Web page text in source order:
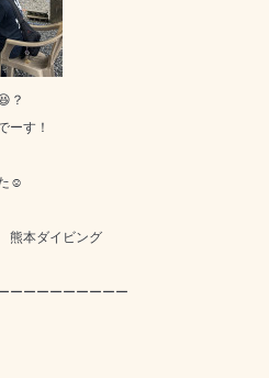
？
ーす！
☺️
本ダイビング
ーーーーーーーーー